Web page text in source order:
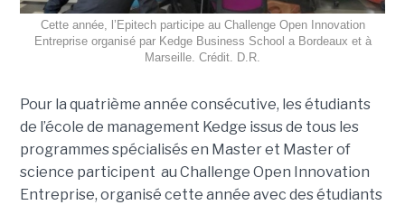
Cette année, l’Epitech participe au Challenge Open Innovation
Entreprise organisé par Kedge Business School a Bordeaux et à
Marseille. Crédit. D.R.
Pour la quatrième année consécutive, les étudiants
de l’école de management Kedge issus de tous les
programmes spécialisés en Master et Master of
science participent au Challenge Open Innovation
Entreprise, organisé cette année avec des étudiants